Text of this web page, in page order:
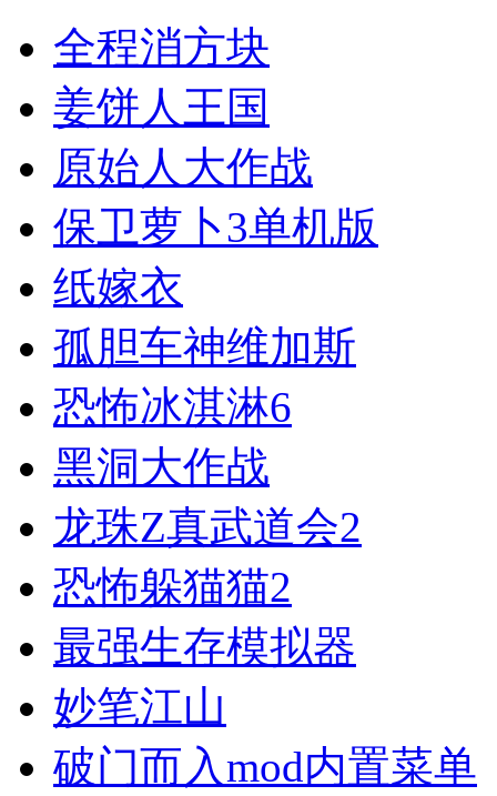
全程消方块
姜饼人王国
原始人大作战
保卫萝卜3单机版
纸嫁衣
孤胆车神维加斯
恐怖冰淇淋6
黑洞大作战
龙珠Z真武道会2
恐怖躲猫猫2
最强生存模拟器
妙笔江山
破门而入mod内置菜单